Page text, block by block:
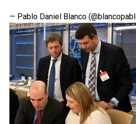
— Pablo Daniel Blanco